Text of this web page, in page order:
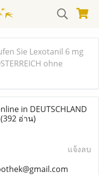
Sie Lexotanil 6 mg
ohne
in DEUTSCHLAND
(392 อ่าน)
แจ้งลบ